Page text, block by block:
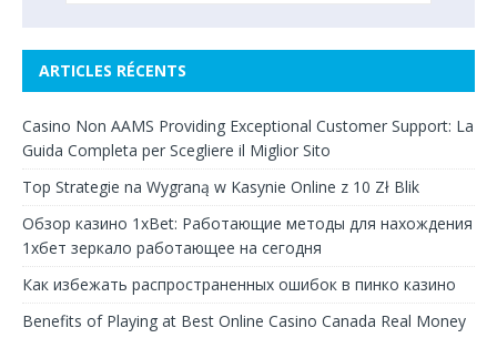
ARTICLES RÉCENTS
Casino Non AAMS Providing Exceptional Customer Support: La
Guida Completa per Scegliere il Miglior Sito
Top Strategie na Wygraną w Kasynie Online z 10 Zł Blik
Обзор казино 1xBet: Работающие методы для нахождения
1хбет зеркало работающее на сегодня
Как избежать распространенных ошибок в пинко казино
Benefits of Playing at Best Online Casino Canada Real Money